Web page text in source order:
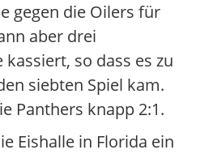
gegen die Oilers für
aber drei
kassiert, so dass es zu
siebten Spiel kam.
Panthers knapp 2:1.
Eishalle in Florida ein